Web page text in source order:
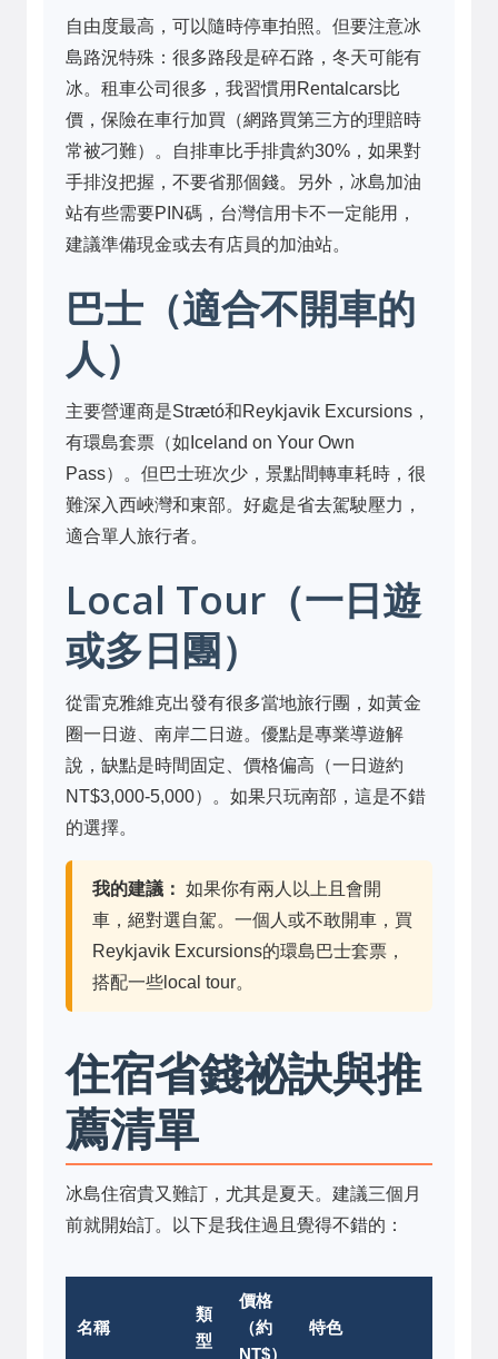
自由度最高，可以隨時停車拍照。但要注意冰
島路況特殊：很多路段是碎石路，冬天可能有
冰。租車公司很多，我習慣用Rentalcars比
價，保險在車行加買（網路買第三方的理賠時
常被刁難）。自排車比手排貴約30%，如果對
手排沒把握，不要省那個錢。另外，冰島加油
站有些需要PIN碼，台灣信用卡不一定能用，
建議準備現金或去有店員的加油站。
巴士（適合不開車的
人）
主要營運商是Strætó和Reykjavik Excursions，
有環島套票（如Iceland on Your Own
Pass）。但巴士班次少，景點間轉車耗時，很
難深入西峽灣和東部。好處是省去駕駛壓力，
適合單人旅行者。
Local Tour（一日遊
或多日團）
從雷克雅維克出發有很多當地旅行團，如黃金
圈一日遊、南岸二日遊。優點是專業導遊解
說，缺點是時間固定、價格偏高（一日遊約
NT$3,000-5,000）。如果只玩南部，這是不錯
的選擇。
我的建議： 如果你有兩人以上且會開
車，絕對選自駕。一個人或不敢開車，買
Reykjavik Excursions的環島巴士套票，
搭配一些local tour。
住宿省錢祕訣與推
薦清單
冰島住宿貴又難訂，尤其是夏天。建議三個月
前就開始訂。以下是我住過且覺得不錯的：
名稱
類
型
價格
（約
NT$）
特色